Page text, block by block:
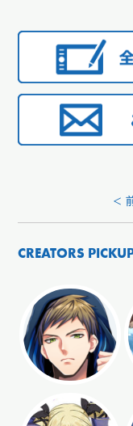
<
CREATORS